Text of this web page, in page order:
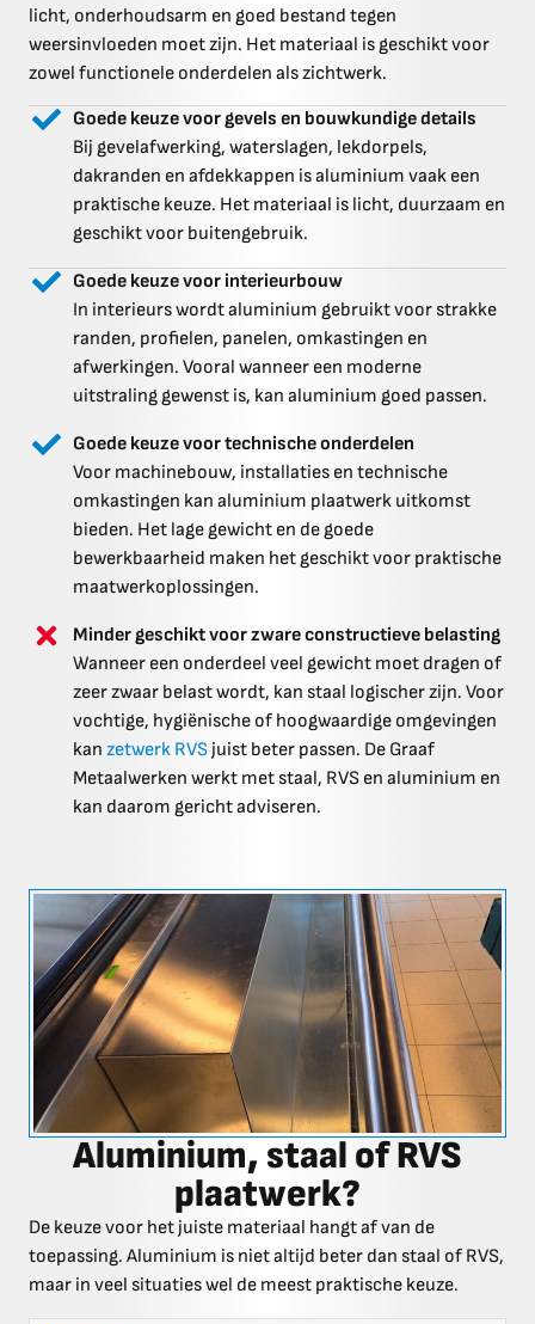
licht, onderhoudsarm en goed bestand tegen
weersinvloeden moet zijn. Het materiaal is geschikt voor
zowel functionele onderdelen als zichtwerk.
Goede keuze voor gevels en bouwkundige details
Bij gevelafwerking, waterslagen, lekdorpels,
dakranden en afdekkappen is aluminium vaak een
praktische keuze. Het materiaal is licht, duurzaam en
geschikt voor buitengebruik.
Goede keuze voor interieurbouw
In interieurs wordt aluminium gebruikt voor strakke
randen, profielen, panelen, omkastingen en
afwerkingen. Vooral wanneer een moderne
uitstraling gewenst is, kan aluminium goed passen.
Goede keuze voor technische onderdelen
Voor machinebouw, installaties en technische
omkastingen kan aluminium plaatwerk uitkomst
bieden. Het lage gewicht en de goede
bewerkbaarheid maken het geschikt voor praktische
maatwerkoplossingen.
Minder geschikt voor zware constructieve belasting
Wanneer een onderdeel veel gewicht moet dragen of
zeer zwaar belast wordt, kan staal logischer zijn. Voor
vochtige, hygiënische of hoogwaardige omgevingen
kan zetwerk RVS juist beter passen. De Graaf
Metaalwerken werkt met staal, RVS en aluminium en
kan daarom gericht adviseren.
Aluminium, staal of RVS
plaatwerk?
De keuze voor het juiste materiaal hangt af van de
toepassing. Aluminium is niet altijd beter dan staal of RVS,
maar in veel situaties wel de meest praktische keuze.